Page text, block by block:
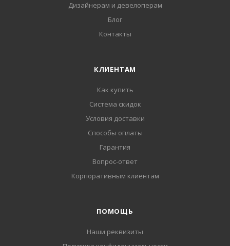
Дизайнерам и девелоперам
Блог
Контакты
КЛИЕНТАМ
Как купить
Система скидок
Условия доставки
Способы оплаты
Гарантия
Вопрос-ответ
Корпоративным клиентам
ПОМОЩЬ
Наши реквизиты